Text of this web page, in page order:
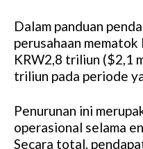
Dalam panduan
perusahaan
KRW2,8 triliun ($2,1
triliun pada periode
Penurunan ini
operasional selama
Secara total,